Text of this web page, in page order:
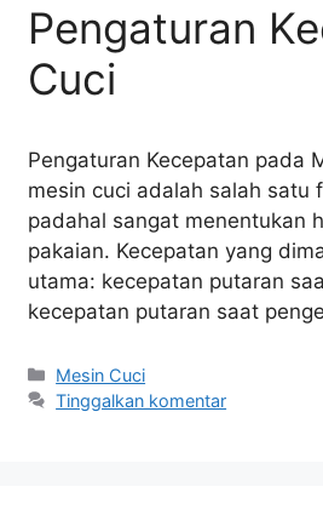
Pengaturan
Cuci
Pengaturan Kecepatan pada
mesin cuci adalah salah satu
padahal sangat menentukan
pakaian. Kecepatan yang
utama: kecepatan putaran
kecepatan putaran saat
Kategori
Mesin Cuci
Tinggalkan komentar